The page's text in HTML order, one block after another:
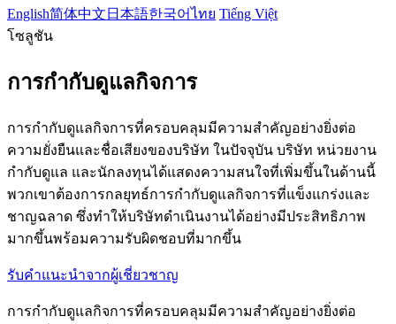
English简体中文 日本語한국어ไทย Tiếng Việt
โซลูชัน
การกำกับดูแลกิจการ
การกำกับดูแลกิจการที่ครอบคลุมมีความสำคัญอย่างยิ่งต่อ
ความยั่งยืนและชื่อเสียงของบริษัท ในปัจจุบัน บริษัท หน่วยงาน
กำกับดูแล และนักลงทุนได้แสดงความสนใจที่เพิ่มขึ้นในด้านนี้
พวกเขาต้องการกลยุทธ์การกำกับดูแลกิจการที่แข็งแกร่งและ
ชาญฉลาด ซึ่งทำให้บริษัทดำเนินงานได้อย่างมีประสิทธิภาพ
มากขึ้นพร้อมความรับผิดชอบที่มากขึ้น
รับคำแนะนำจากผู้เชี่ยวชาญ
การกำกับดูแลกิจการที่ครอบคลุมมีความสำคัญอย่างยิ่งต่อ